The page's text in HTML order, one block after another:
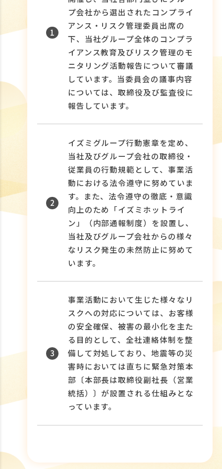
1
プ会社から選出されたコンプライ
アンス・リスク管理委員出席の
下、当社グループ全体のコンプラ
イアンス教育及びリスク管理のモ
ニタリング活動報告について審議
しています。当委員会の議事内容
については、取締役及び監査役に
報告しています。
2
イズミグループ行動憲章を定め、
当社及びグループ会社の取締役・
従業員の行動規範として、事業活
動における法令遵守に努めていま
す。また、法令遵守の徹底・意識
向上のため「イズミホットライ
ン」（内部通報制度）を設置し、
当社及びグループ会社からの様々
なリスク発生の未然防止に努めて
います。
3
事業活動において生じた様々なリ
スクへの対応については、お客様
の安全確保、被害の最小化を主た
る目的として、全社連絡体制を整
備して対処しており、地震等の災
害時においては直ちに緊急対策本
部〔本部長は取締役副社長（営業
統括）〕が設置される仕組みとな
っています。